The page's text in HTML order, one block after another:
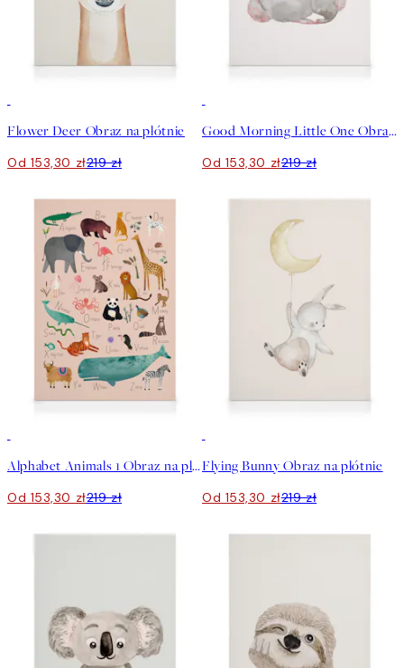
Flower Deer Obraz na płótnie
Od 153,30 zł219 zł
Good Morning Little One Obraz na płótnie
Od 153,30 zł219 zł
Alphabet Animals 1 Obraz na płótnie
Od 153,30 zł219 zł
Flying Bunny Obraz na płótnie
Od 153,30 zł219 zł